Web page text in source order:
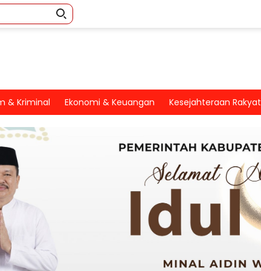
& Kriminal Ekonomi & Keuangan Kesejahteraan Rakyat